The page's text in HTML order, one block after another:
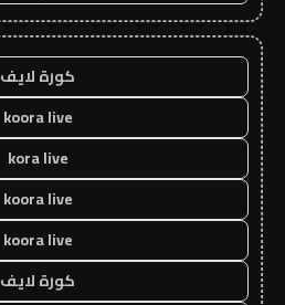
كورة لايف
koora live
kora live
koora live
koora live
كورة لايف